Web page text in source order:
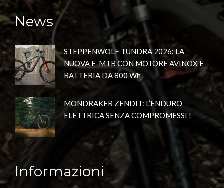
News
STEPPENWOLF TUNDRA 2026: LA
NUOVA E-MTB CON MOTORE AVINOX E
BATTERIA DA 800 Wh
MONDRAKER ZENDIT: L’ENDURO
ELETTRICA SENZA COMPROMESSI !
Informazioni